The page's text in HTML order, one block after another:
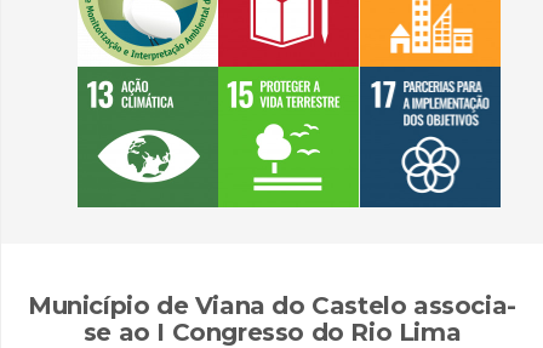
Município de Viana do Castelo associa-
se ao I Congresso do Rio Lima